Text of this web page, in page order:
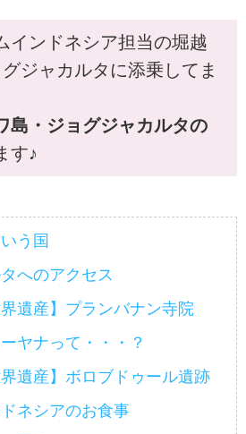
インドネシア担当の堀越
ジャカルタに添乗してま
島・ジョグジャカルタの
す♪
う国
へのアクセス
遺産】プランバナン寺院
ヤナって・・・？
遺産】ボロブドゥール遺跡
ネシアのお食事